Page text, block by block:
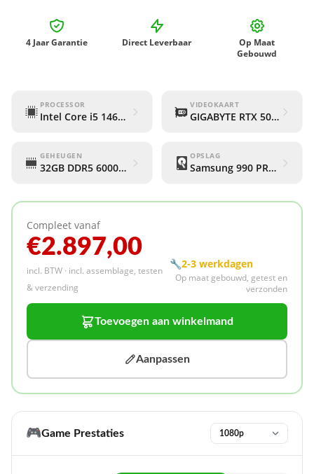
4 Jaar Garantie Direct Leverbaar
Op Maat
Gebouwd
PROCESSOR
Intel Core i5 14600KF
VIDEOKAART
GIGABYTE RTX 5070 Ti
GEHEUGEN
32GB DDR5 6000Mhz (Corsair Vengeance RGB)
OPSLAG
Samsung 990 PRO 2 TB
Compleet vanaf
€2.897,00
incl. BTW · incl. assemblage, testen
& verzending
🔧2-3 werkdagen
Op maat gebouwd, getest en
verzonden
Toevoegen aan winkelmand
Aanpassen
🎮Game Prestaties